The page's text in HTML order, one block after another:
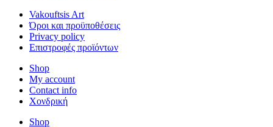
Vakouftsis Art
Όροι και προϋποθέσεις
Privacy policy
Επιστροφές προϊόντων
Shop
My account
Contact info
Χονδρική
Shop